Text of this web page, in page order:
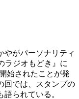
やがパーソナリティ
ラジオもどき』に
始されたことが発
回では、スタンプの
られている。